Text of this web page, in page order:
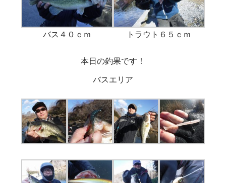
バス４０ｃｍ トラウト６５ｃｍ
本日の釣果です！
バスエリア